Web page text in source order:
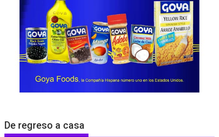
De regreso a casa